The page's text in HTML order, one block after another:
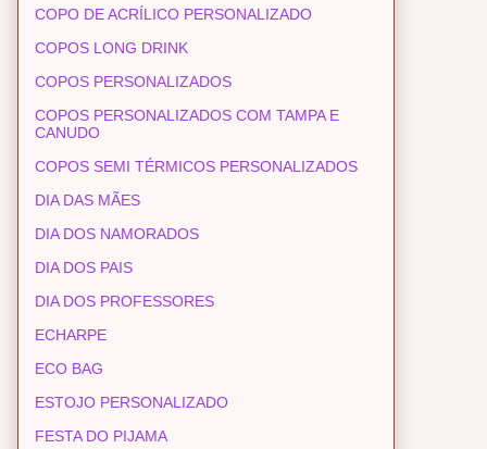
COPO DE ACRÍLICO PERSONALIZADO
COPOS LONG DRINK
COPOS PERSONALIZADOS
COPOS PERSONALIZADOS COM TAMPA E
CANUDO
COPOS SEMI TÉRMICOS PERSONALIZADOS
DIA DAS MÃES
DIA DOS NAMORADOS
DIA DOS PAIS
DIA DOS PROFESSORES
ECHARPE
ECO BAG
ESTOJO PERSONALIZADO
FESTA DO PIJAMA